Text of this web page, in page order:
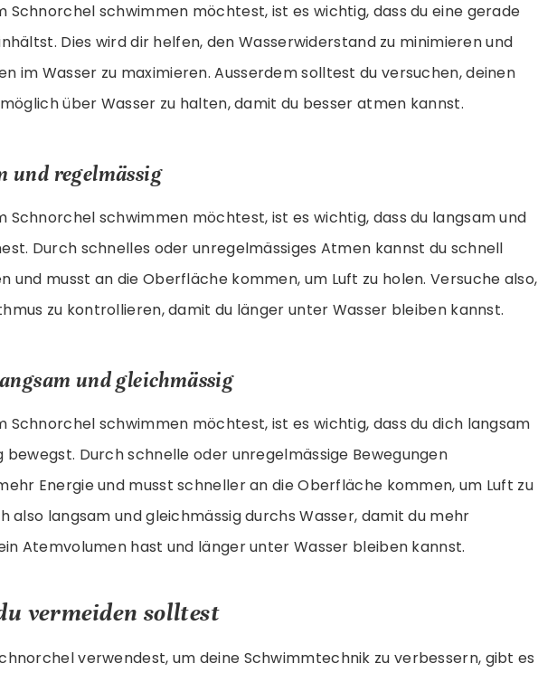
Schnorchel schwimmen möchtest, ist es wichtig, dass du eine gerade
Dies wird dir helfen, den Wasserwiderstand zu minimieren und
im Wasser zu maximieren. Ausserdem solltest du versuchen, deinen
über Wasser zu halten, damit du besser atmen kannst.
und regelmässig
Schnorchel schwimmen möchtest, ist es wichtig, dass du langsam und
Durch schnelles oder unregelmässiges Atmen kannst du schnell
und musst an die Oberfläche kommen, um Luft zu holen. Versuche also,
zu kontrollieren, damit du länger unter Wasser bleiben kannst.
und gleichmässig
Schnorchel schwimmen möchtest, ist es wichtig, dass du dich langsam
bewegst. Durch schnelle oder unregelmässige Bewegungen
Energie und musst schneller an die Oberfläche kommen, um Luft zu
also langsam und gleichmässig durchs Wasser, damit du mehr
Atemvolumen hast und länger unter Wasser bleiben kannst.
vermeiden solltest
verwendest, um deine Schwimmtechnik zu verbessern, gibt es